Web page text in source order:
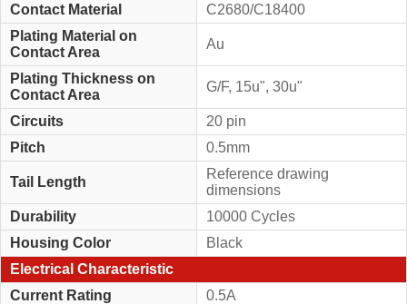
Contact Material
C2680/C18400
Plating Material on
Contact Area
Au
Plating Thickness on
Contact Area
G/F, 15u", 30u"
Circuits
20 pin
Pitch
0.5mm
Tail Length
Reference drawing
dimensions
Durability
10000 Cycles
Housing Color
Black
Electrical Characteristic
Current Rating
0.5A